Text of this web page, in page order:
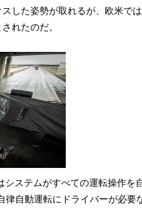
した姿勢が取れるが、欧米で
れたのだ。
ステムがすべての運転操作を
律自動運転にドライバーが必要